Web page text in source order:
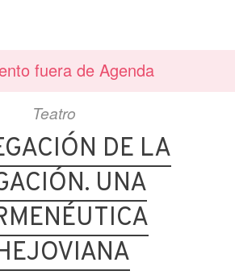
fuera de Agenda
Teatro
DE LA
UNA